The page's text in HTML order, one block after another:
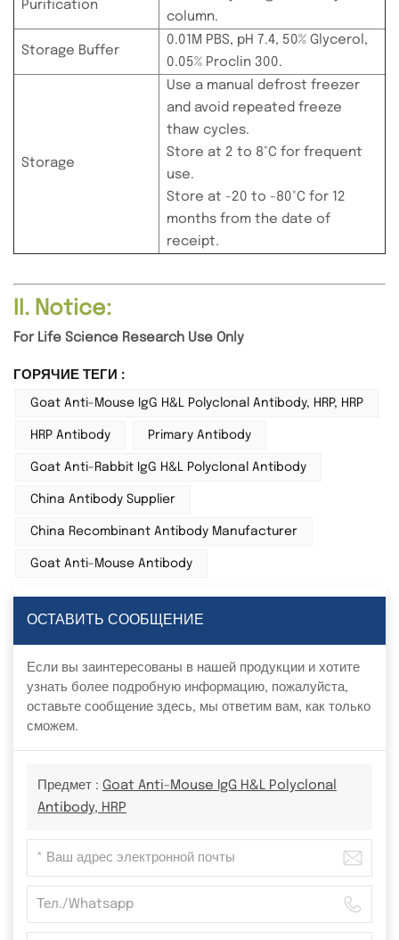
Purification
column.
Storage Buffer
0.01M PBS, pH 7.4, 50% Glycerol,
0.05% Proclin 300.
Storage
Use a manual defrost freezer
and avoid repeated freeze
thaw cycles.
Store at 2 to 8°C for frequent
use.
Store at -20 to -80°C for 12
months from the date of
receipt.
II. Notice:
For Life Science Research Use Only
ГОРЯЧИЕ ТЕГИ :
Goat Anti-Mouse IgG H&L Polyclonal Antibody, HRP, HRP
HRP Antibody Primary Antibody
Goat Anti-Rabbit IgG H&L Polyclonal Antibody
China Antibody Supplier
China Recombinant Antibody Manufacturer
Goat Anti-Mouse Antibody
ОСТАВИТЬ СООБЩЕНИЕ
Если вы заинтересованы в нашей продукции и хотите
узнать более подробную информацию, пожалуйста,
оставьте сообщение здесь, мы ответим вам, как только
сможем.
Предмет : Goat Anti-Mouse IgG H&L Polyclonal
Antibody, HRP